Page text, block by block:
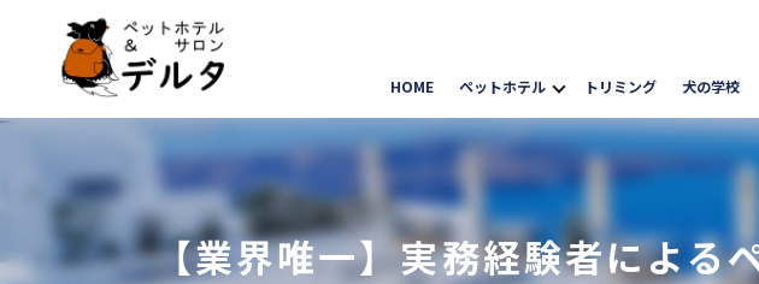
HOME ペットホテル トリミング 犬の学校
【業界唯一】実務経験者による